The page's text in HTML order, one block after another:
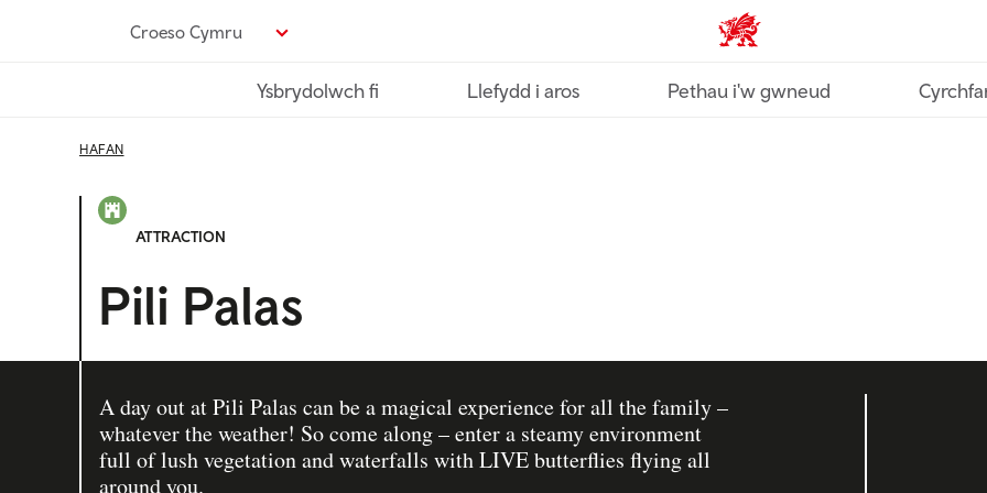
Croeso Cymru Croeso Cymru home
Ysbrydolwch fi Llefydd i aros Pethau i'w gwneud
HAFAN
ATTRACTION
Pili Palas
A day out at Pili Palas can be a magical experience for all the family –
whatever the weather! So come along – enter a steamy environment
full of lush vegetation and waterfalls with LIVE butterflies flying all
around you.